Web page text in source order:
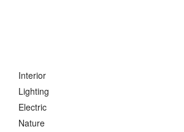
Interior
Lighting
Electric
Nature